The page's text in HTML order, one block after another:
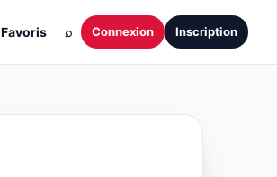
Favoris ⌕ Connexion Inscription